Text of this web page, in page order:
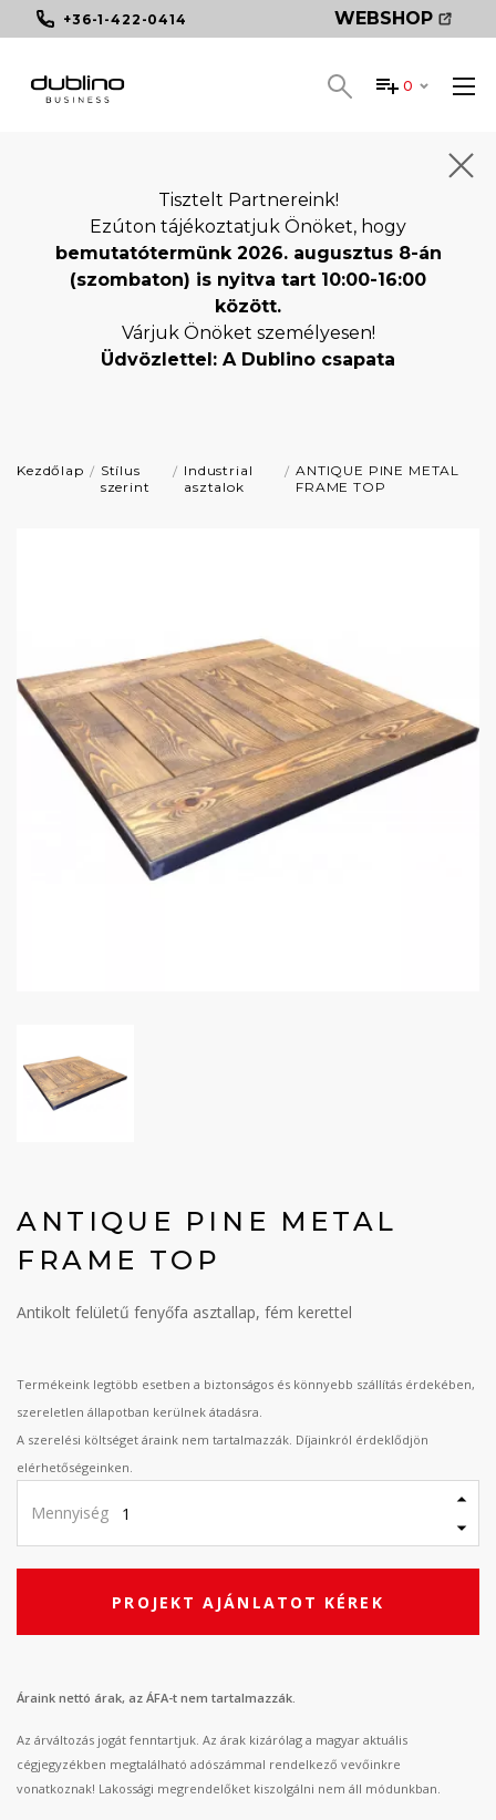
+36-1-422-0414 WEBSHOP
0
Tisztelt Partnereink!
Ezúton tájékoztatjuk Önöket, hogy
bemutatótermünk 2026. augusztus 8-án
(szombaton) is nyitva tart 10:00-16:00
között.
Várjuk Önöket személyesen!
Üdvözlettel: A Dublino csapata
Kezdőlap
Stílus
szerint
Industrial
asztalok
ANTIQUE PINE METAL
FRAME TOP
ANTIQUE PINE METAL
FRAME TOP
Antikolt felületű fenyőfa asztallap, fém kerettel
Termékeink legtöbb esetben a biztonságos és könnyebb szállítás érdekében,
szereletlen állapotban kerülnek átadásra.
A szerelési költséget áraink nem tartalmazzák. Díjainkról érdeklődjön
elérhetőségeinken.
Mennyiség
PROJEKT AJÁNLATOT KÉREK
Áraink nettó árak, az ÁFA-t nem tartalmazzák.
Az árváltozás jogát fenntartjuk. Az árak kizárólag a magyar aktuális
cégjegyzékben megtalálható adószámmal rendelkező vevőinkre
vonatkoznak! Lakossági megrendelőket kiszolgálni nem áll módunkban.